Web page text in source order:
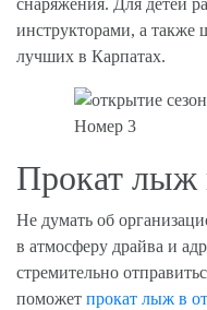
снаряжения. Для детей
инструкторами, а
лучших в Карпатах.
Прокат лыж
Не думать об
в атмосферу драйва и
стремительно
поможет прокат лыж в